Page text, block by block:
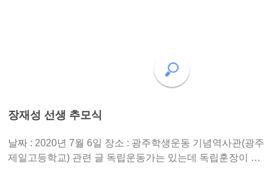
장재성 선생 추모식
날짜 : 2020년 7월 6일 장소 : 광주학생운동 기념역사관(광주
제일고등학교) 관련 글 독립운동가는 있는데 독립훈장이 없